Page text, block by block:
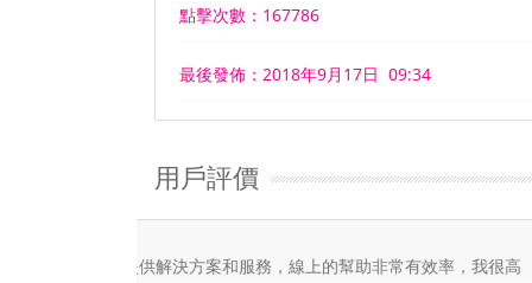
點擊次數：167786
最後發佈：2018年9月17日 09:34
用戶評價
感謝亦飛提供專業的雲端主機和貼切的服務令